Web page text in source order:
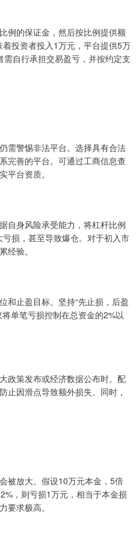
例的保证金，然后按比例提供额
投资者投入1万元，平台提供5万
自行承担交易盈亏，并按约定支
需警惕非法平台。选择具有合法
完善的平台。可通过工商信息查
平台资质。
自身风险承受能力，将杠杆比例
损，甚至导致爆仓。对于初入市
经验。
和止盈目标。坚持“先止损，后盈
单笔亏损控制在总资金的2%以
政策发布或经济数据公布时。配
止因滑点导致额外损失。同时，
被放大。假设10万元本金，5倍
，则亏损1万元，相当于本金损
要求极高。